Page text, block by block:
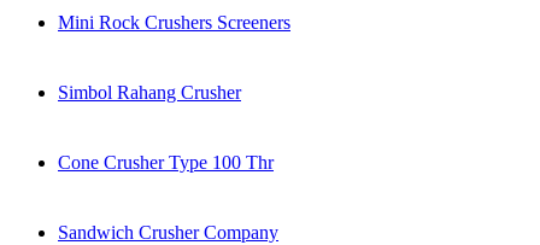
Mini Rock Crushers Screeners
Simbol Rahang Crusher
Cone Crusher Type 100 Thr
Sandwich Crusher Company